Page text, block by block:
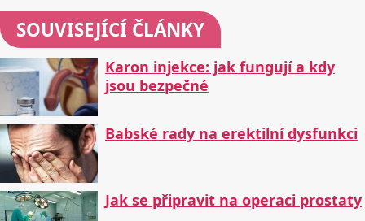
SOUVISEJÍCÍ ČLÁNKY
Karon injekce: jak fungují a kdy
jsou bezpečné
Babské rady na erektilní dysfunkci
Jak se připravit na operaci prostaty